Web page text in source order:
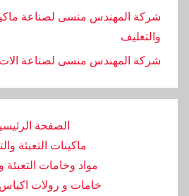
شركة المهندس منسى لصناعة
والتغليف
‏شركة المهندس منسى لصناعة الات
الصفحة
ماكينات التعبئة
مواد وخامات التعبئة
خامات و رولات اكياس